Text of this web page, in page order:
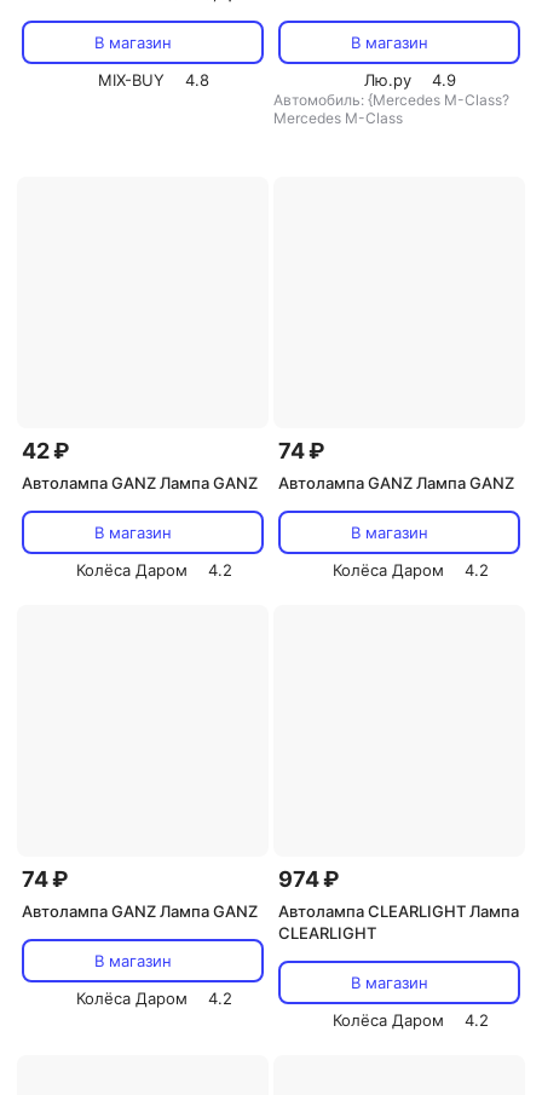
В магазин
MIX-BUY
4.8
В магазин
Лю.ру
4.9
Автомобиль: {Mercedes M-Class?
Mercedes M-Class
42 ₽
Автолампа GANZ Лампа GANZ
В магазин
Колёса Даром
4.2
74 ₽
Автолампа GANZ Лампа GANZ
В магазин
Колёса Даром
4.2
74 ₽
Автолампа GANZ Лампа GANZ
В магазин
Колёса Даром
4.2
974 ₽
Автолампа CLEARLIGHT Лампа
CLEARLIGHT
В магазин
Колёса Даром
4.2